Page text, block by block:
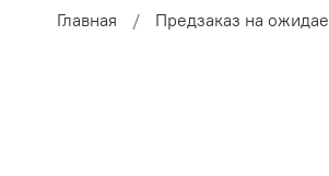
Главная Предзаказ на